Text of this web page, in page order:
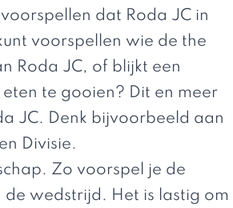
dat Roda JC in
voorspellen wie de the
Roda JC, of blijkt een
te gooien? Dit en meer
JC. Denk bijvoorbeeld aan
Divisie.
Zo voorspel je de
wedstrijd. Het is lastig om